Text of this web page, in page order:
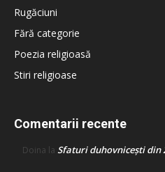
Rugăciuni
Fără categorie
Poezia religioasă
Stiri religioase
Comentarii recente
Doina la Sfaturi duhovnicești din